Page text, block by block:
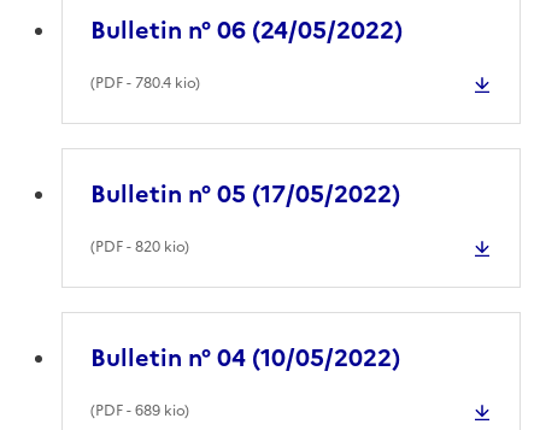
Bulletin n° 06 (24/05/2022)
(PDF- 780.4 kio)
Bulletin n° 05 (17/05/2022)
(PDF- 820 kio)
Bulletin n° 04 (10/05/2022)
(PDF- 689 kio)